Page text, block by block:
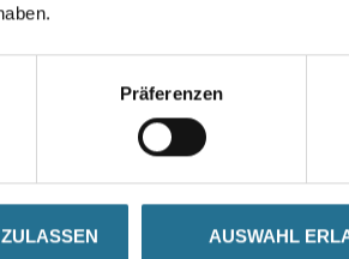
Präferenzen
AUSWAHL
Sie in der Zwischenzeit unseren